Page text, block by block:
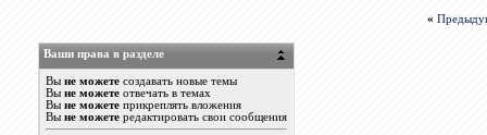
«
Ваши права в разделе
Вы не можетесоздавать новые темы
Вы не можетеотвечать в темах
Вы не можетеприкреплять вложения
Вы не можетередактировать свои сообщения